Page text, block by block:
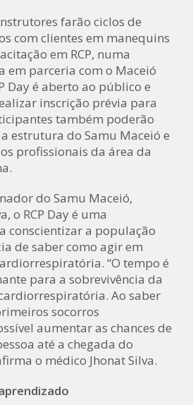
farão ciclos de
com clientes em manequins
em RCP, numa
em parceria com o Maceió
Day é aberto ao público e
inscrição prévia para
também poderão
estrutura do Samu Maceió e
profissionais da área da
do Samu Maceió,
o RCP Day é uma
conscientizar a população
de saber como agir em
“O tempo é
para a sobrevivência da
Ao saber
socorros
aumentar as chances de
até a chegada do
o médico Jhonat Silva.